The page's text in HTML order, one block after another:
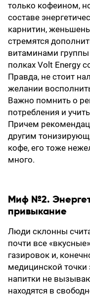
только кофеином,
составе
карнитин,
стремятся
витаминами
полках Volt Energy
Правда, не стоит
желании
Важно помнить о
потребления и
Причем
другим
кофе, его тоже
много.
Миф №2.
привыкание
Люди склонны
почти все
газировок и,
медицинской точки
напитки не
находятся в